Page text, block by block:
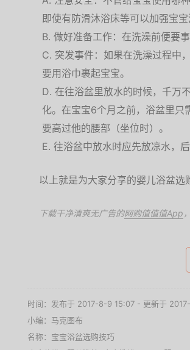
即使有防滑沐浴床等可以加强宝
做好准备工作：在洗澡前便要
突发事件：如果在洗澡过程中
要用浴巾裹起宝宝。
在往浴盆里放水的时候，千万
化。在宝宝6个月之前，浴盆里
要高过他的腰部（坐位时）。
往浴盆中放水时应先放凉水，后
以上就是为大家分享的婴儿浴盆
下载干净清爽无广告的网购值值值App
时间：发布于 2017-8-9 15:07 - 更新于
小编：马克图布
名称： 宝宝浴盆选购技巧